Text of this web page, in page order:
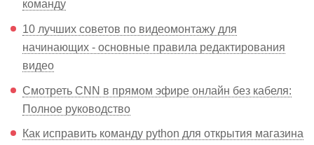
команду
10 лучших советов по видеомонтажу для
начинающих - основные правила редактирования
видео
Смотреть CNN в прямом эфире онлайн без кабеля:
Полное руководство
Как исправить команду python для открытия магазина